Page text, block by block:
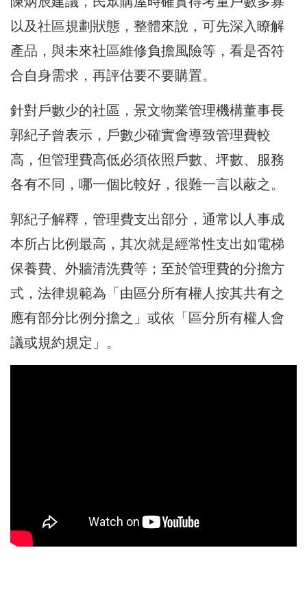
以及社區規劃狀態，整體來說，可先深入瞭解
產品，與未來社區維修負擔風險等，看是否符
合自身需求，再評估要不要購置。
針對戶數少的社區，景文物業管理機構董事長
郭紀子曾表示，戶數少確實會導致管理費較
高，但管理費高低必須依照戶數、坪數、服務
各有不同，哪一個比較好，很難一言以蔽之。
郭紀子解釋，管理費支出部分，通常以人事成
本所占比例最高，其次就是經常性支出如電梯
保養費、外牆清洗費等；至於管理費的分擔方
式，法律規範為「由區分所有權人按其共有之
應有部分比例分擔之」或依「區分所有權人會
議或規約規定」。